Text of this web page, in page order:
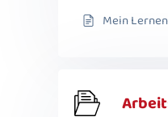
Mein